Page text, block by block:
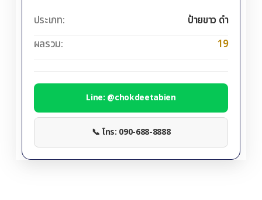
ประเภท:
ป้ายขาว ดำ
ผลรวม:
19
Line: @chokdeetabien
📞 โทร: 090-688-8888